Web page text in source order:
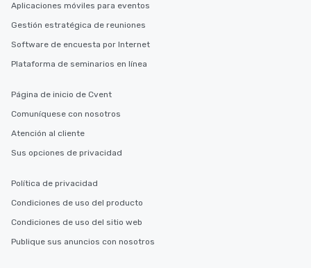
Aplicaciones móviles para eventos
Gestión estratégica de reuniones
Software de encuesta por Internet
Plataforma de seminarios en línea
Página de inicio de Cvent
Comuníquese con nosotros
Atención al cliente
Sus opciones de privacidad
Política de privacidad
Condiciones de uso del producto
Condiciones de uso del sitio web
Publique sus anuncios con nosotros